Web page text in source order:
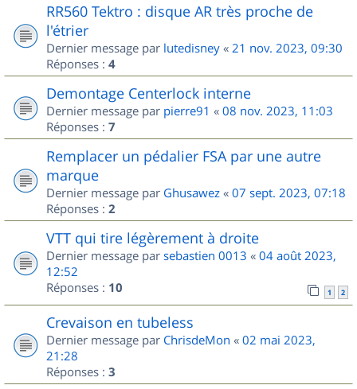
RR560 Tektro : disque AR très proche de
l'étrier
Dernier message par lutedisney « 21 nov. 2023, 09:30
Réponses : 4
Demontage Centerlock interne
Dernier message par pierre91 « 08 nov. 2023, 11:03
Réponses : 7
Remplacer un pédalier FSA par une autre
marque
Dernier message par Ghusawez « 07 sept. 2023, 07:18
Réponses : 2
VTT qui tire légèrement à droite
Dernier message par sebastien 0013 « 04 août 2023,
12:52
Réponses : 10 1 2
Crevaison en tubeless
Dernier message par ChrisdeMon « 02 mai 2023,
21:28
Réponses : 3